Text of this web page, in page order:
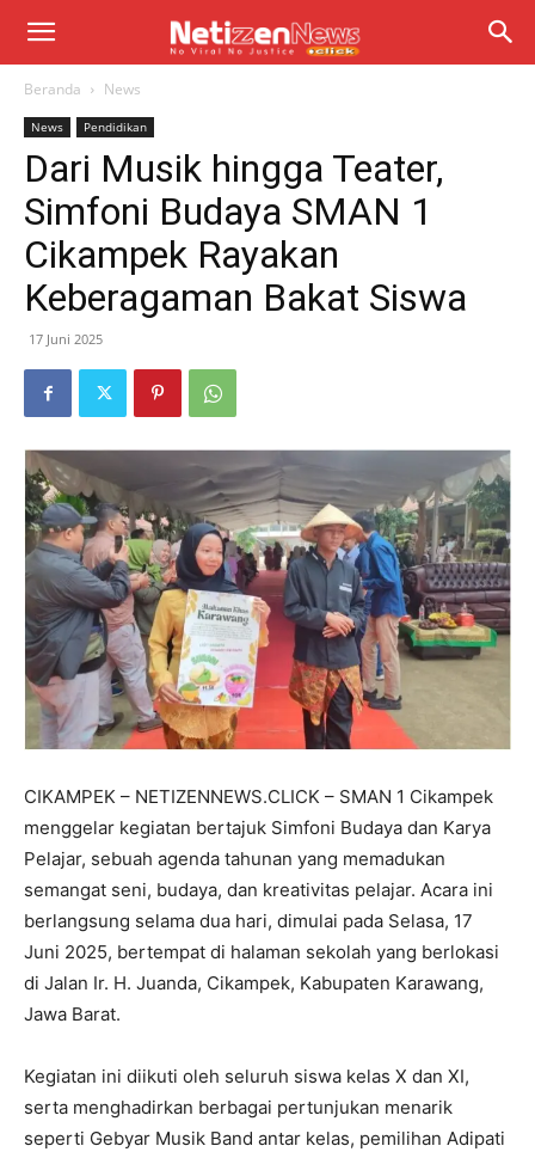
Beranda News
News Pendidikan
Dari Musik hingga Teater,
Simfoni Budaya SMAN 1
Cikampek Rayakan
Keberagaman Bakat Siswa
17 Juni 2025
CIKAMPEK – NETIZENNEWS.CLICK – SMAN 1 Cikampek
menggelar kegiatan bertajuk Simfoni Budaya dan Karya
Pelajar, sebuah agenda tahunan yang memadukan
semangat seni, budaya, dan kreativitas pelajar. Acara ini
berlangsung selama dua hari, dimulai pada Selasa, 17
Juni 2025, bertempat di halaman sekolah yang berlokasi
di Jalan Ir. H. Juanda, Cikampek, Kabupaten Karawang,
Jawa Barat.
Kegiatan ini diikuti oleh seluruh siswa kelas X dan XI,
serta menghadirkan berbagai pertunjukan menarik
seperti Gebyar Musik Band antar kelas, pemilihan Adipati